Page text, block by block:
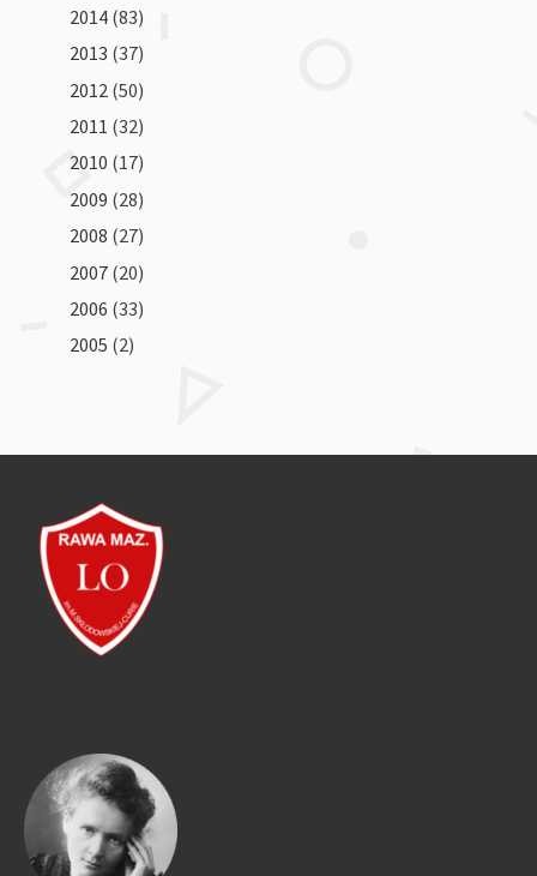
2014 (83)
2013 (37)
2012 (50)
2011 (32)
2010 (17)
2009 (28)
2008 (27)
2007 (20)
2006 (33)
2005 (2)